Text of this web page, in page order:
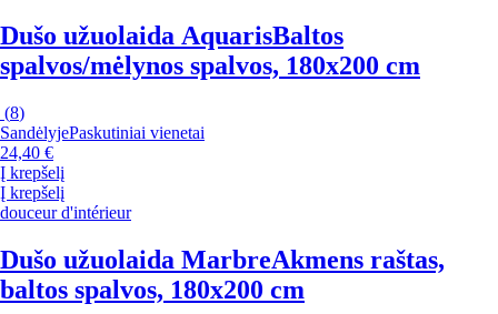
Dušo užuolaida AquarisBaltos
spalvos/mėlynos spalvos, 180x200 cm
(8)
SandėlyjePaskutiniai vienetai
24,40 €
Į krepšelį
Į krepšelį
douceur d'intérieur
Dušo užuolaida MarbreAkmens raštas,
baltos spalvos, 180x200 cm